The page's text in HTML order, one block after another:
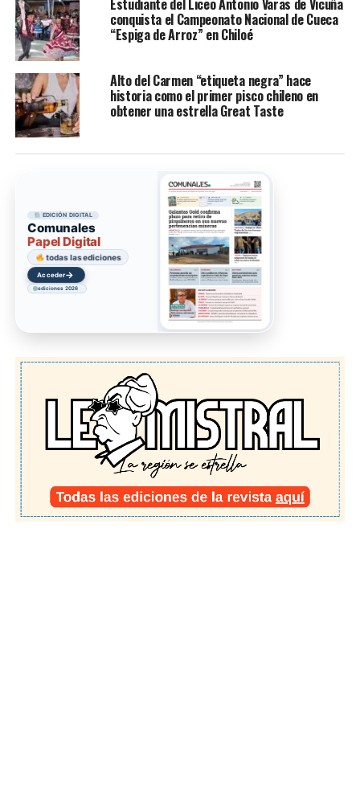
Estudiante del Liceo Antonio Varas de Vicuña
conquista el Campeonato Nacional de Cueca
“Espiga de Arroz” en Chiloé
Alto del Carmen “etiqueta negra” hace
historia como el primer pisco chileno en
obtener una estrella Great Taste
EDICIÓN DIGITAL
Comunales
Papel Digital
todas las ediciones
Acceder→
ediciones 2026